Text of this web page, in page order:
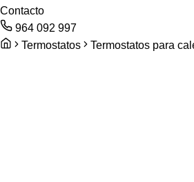
Contacto
964 092 997
Termostatos
Termostatos para